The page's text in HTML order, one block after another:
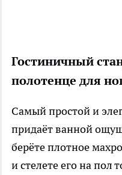
Гостиничный
полотенце для
Самый простой и
придаёт ванной
берёте плотное
и стелете его на пол